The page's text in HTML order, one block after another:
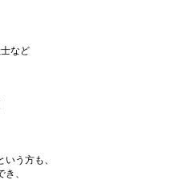
など
う方も、
、